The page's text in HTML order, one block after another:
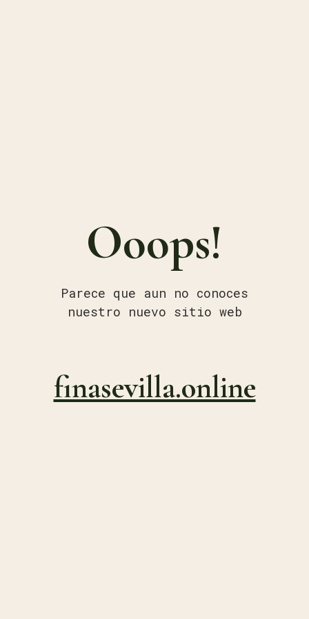
Ooops!
Parece que aun no conoces
nuestro nuevo sitio web
finasevilla.online